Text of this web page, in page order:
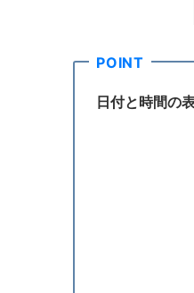
日付と時間の